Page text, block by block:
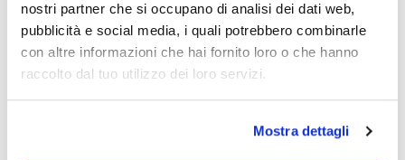
nostri partner che si occupano di analisi dei dati web,
pubblicità e social media, i quali potrebbero combinarle
con altre informazioni che hai fornito loro o che hanno
raccolto dal tuo utilizzo dei loro servizi.
Mostra dettagli
Registrati per i download
Registrati per i download
SDS / Scheda di
Sicurezza
Registrati per i download